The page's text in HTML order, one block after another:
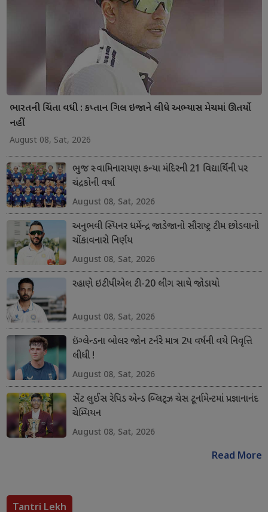
ભારતની ચિંતા વધી : કપ્તાન ગિલ ઇજાને લીધે અભ્યાસ મેચમાં ઊતર્યો
નહીં
August 08, Sat, 2026
ભુજ સ્વામિનારાયણ કન્યા મંદિરની 21 વિદ્યાર્થિની પર
ચંદ્રકોની વર્ષા
August 08, Sat, 2026
અનુભવી સ્પિનર ધર્મેન્દ્ર જાડેજાનો સૌરાષ્ટ્ર ટીમ છોડવાનો
ચોંકાવનારો નિર્ણય
August 08, Sat, 2026
રહાણે ઇટીપીએલ ટી-20 લીગ સાથે જોડાયો
August 08, Sat, 2026
ઇંગ્લેન્ડના બોલર જોન ટર્નરે માત્ર 2પ વર્ષની વયે નિવૃત્તિ
લીધી !
August 08, Sat, 2026
સેંટ લુઈસ રેપિડ એન્ડ બ્લિટ્ઝ ચેસ ટૂર્નામેન્ટમાં પ્રજ્ઞાનાનંદ
ચેમ્પિયન
August 08, Sat, 2026
Read More
Tantri Lekh